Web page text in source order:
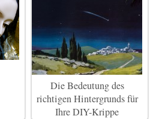
Die Bedeutung des
richtigen Hintergrunds für
Ihre DIY-Krippe